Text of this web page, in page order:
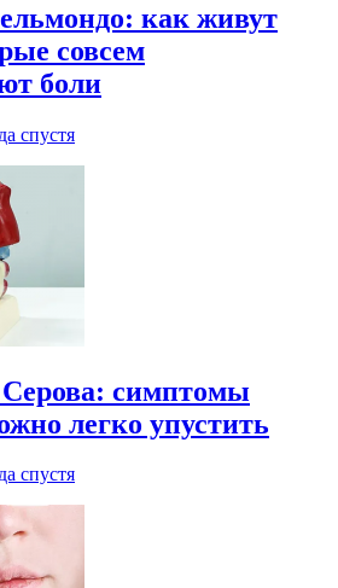
как живут
совсем
боли
спустя
симптомы
легко упустить
спустя